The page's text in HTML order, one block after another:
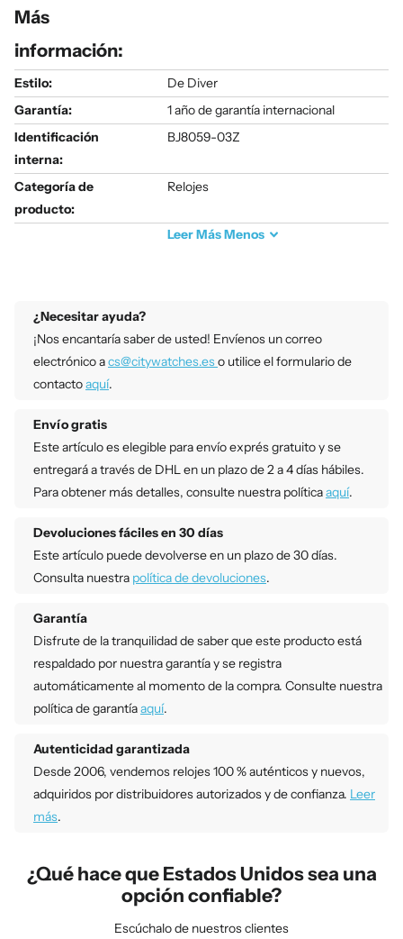
Más
información:
Estilo:
De Diver
Garantía:
1 año de garantía internacional
Identificación
interna:
BJ8059-03Z
Categoría de
producto:
Relojes
LeerMásMenos
¿Necesitar ayuda?
¡Nos encantaría saber de usted! Envíenos un correo
electrónico acs@citywatches.eso utilice el formulario de
contactoaquí.
Envío gratis
Este artículo es elegible para envío exprés gratuito y se
entregará a través de DHL en un plazo de 2 a 4 días hábiles.
Para obtener más detalles, consulte nuestra políticaaquí.
Devoluciones fáciles en 30 días
Este artículo puede devolverse en un plazo de 30 días.
Consulta nuestra política de devoluciones.
Garantía
Disfrute de la tranquilidad de saber que este producto está
respaldado por nuestra garantía y se registra
automáticamente al momento de la compra. Consulte nuestra
política de garantíaaquí.
Autenticidad garantizada
Desde 2006, vendemos relojes 100 % auténticos y nuevos,
adquiridos por distribuidores autorizados y de confianza. Leer
más.
¿Qué hace que Estados Unidos sea una
opción confiable?
Escúchalo de nuestros clientes